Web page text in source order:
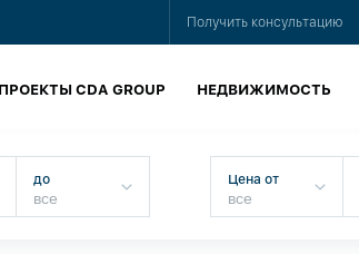
Получить консультацию
ПРОЕКТЫ CDA GROUP НЕДВИЖИМОСТЬ
до Цена от